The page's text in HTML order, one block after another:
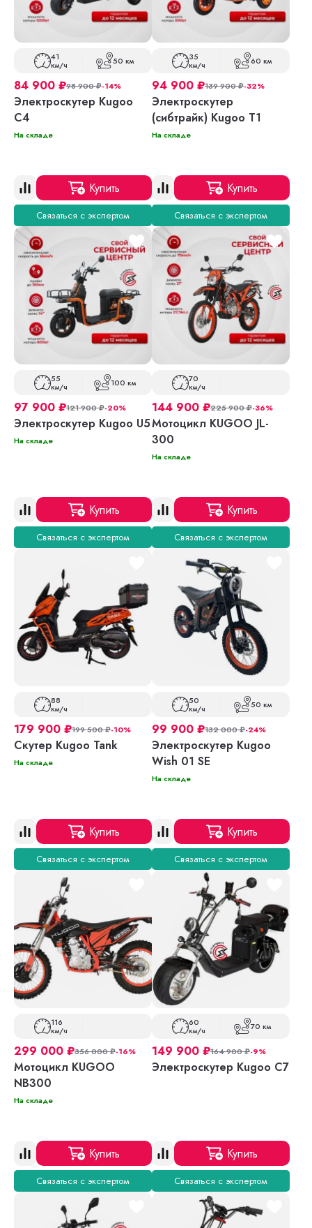
41
км/ч 50 км
84 900 ₽98 900₽-14%
Электроскутер Kugoo
C4
На складе
Купить
Связаться с экспертом
35
км/ч 60 км
94 900 ₽139 900₽-32%
Электроскутер
(сибтрайк) Kugoo T1
На складе
Купить
Связаться с экспертом
55
км/ч 100 км
97 900 ₽121 900₽-20%
Электроскутер Kugoo U5
На складе
Купить
Связаться с экспертом
70
км/ч
144 900 ₽225 900₽-36%
Мотоцикл KUGOO JL-
300
На складе
Купить
Связаться с экспертом
88
км/ч
179 900 ₽199 500₽-10%
Скутер Kugoo Tank
На складе
Купить
Связаться с экспертом
50
км/ч 50 км
99 900 ₽132 000₽-24%
Электроскутер Kugoo
Wish 01 SE
На складе
Купить
Связаться с экспертом
116
км/ч
299 000 ₽356 000₽-16%
Мотоцикл KUGOO
NB300
На складе
Купить
Связаться с экспертом
60
км/ч 70 км
149 900 ₽164 900₽-9%
Электроскутер Kugoo С7
Купить
Связаться с экспертом